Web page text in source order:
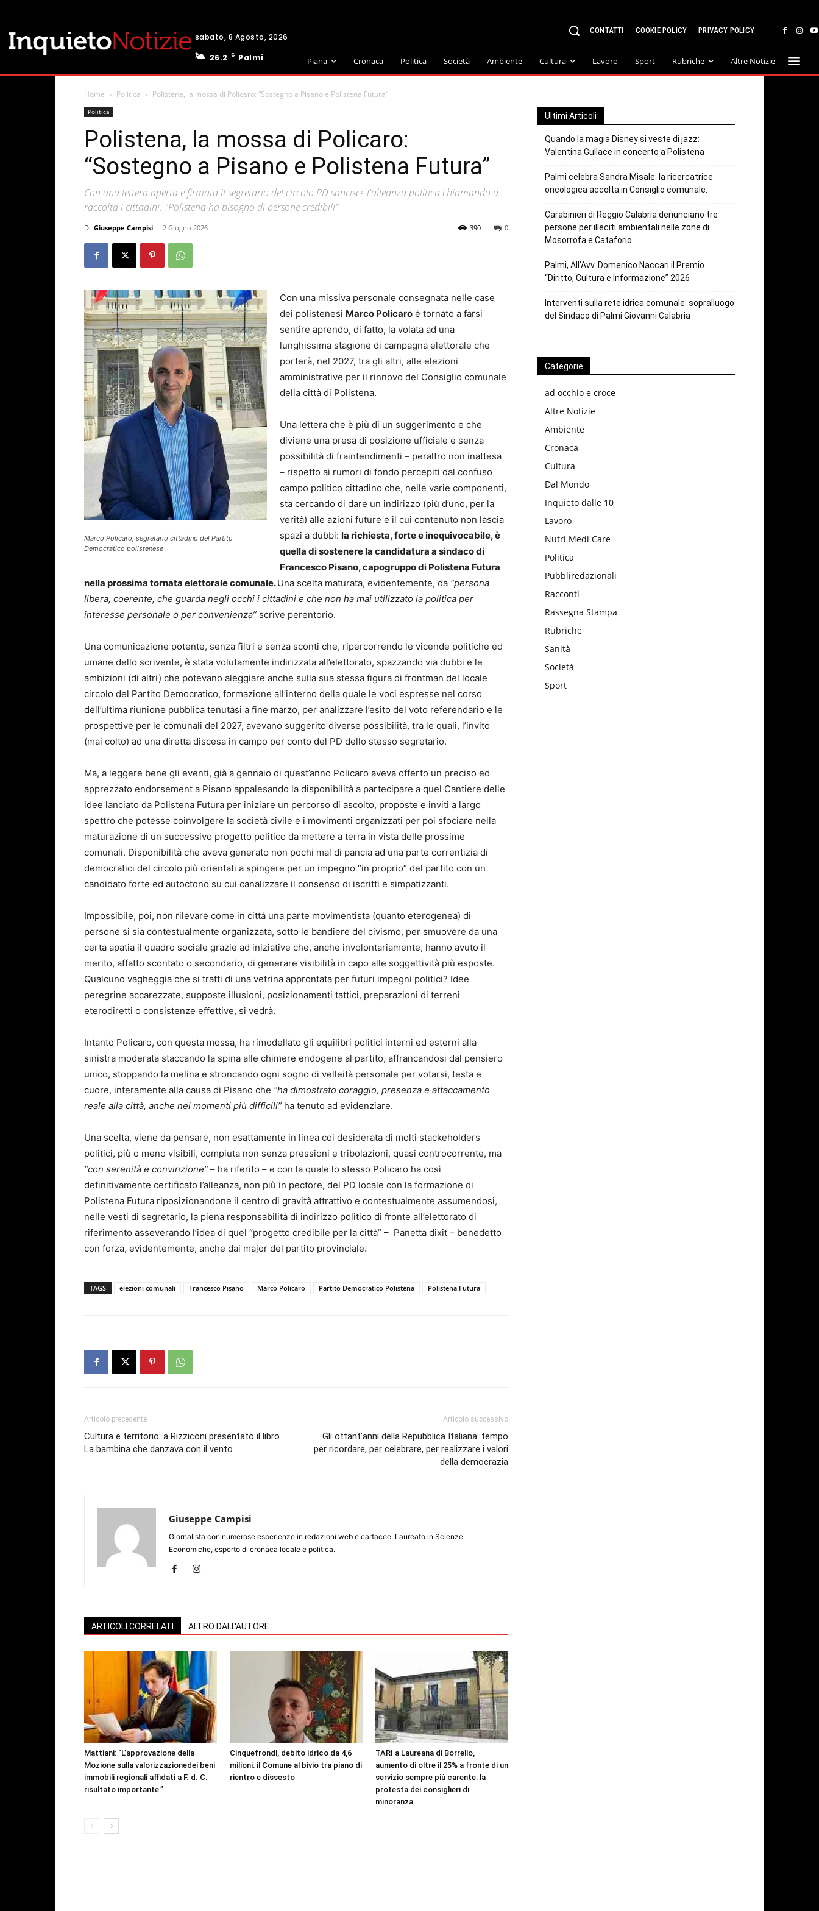
sabato, 8 Agosto, 2026
26.2
C Palmi
CONTATTI COOKIE POLICY PRIVACY POLICY
Piana Cronaca Politica Società Ambiente Cultura Lavoro Sport Rubriche Altre Notizie
Home Politica Polistena, la mossa di Policaro: “Sostegno a Pisano e Polistena Futura”
Politica
Polistena, la mossa di Policaro:
“Sostegno a Pisano e Polistena Futura”
Con una lettera aperta e firmata il segretario del circolo PD sancisce l'alleanza politica chiamando a
raccolta i cittadini. "Polistena ha bisogno di persone credibili"
Di Giuseppe Campisi - 2 Giugno 2026 0
390
Marco Policaro, segretario cittadino del Partito
Democratico polistenese
Con una missiva personale consegnata nelle case
dei polistenesi Marco Policaro è tornato a farsi
sentire aprendo, di fatto, la volata ad una
lunghissima stagione di campagna elettorale che
porterà, nel 2027, tra gli altri, alle elezioni
amministrative per il rinnovo del Consiglio comunale
della città di Polistena.
Una lettera che è più di un suggerimento e che
diviene una presa di posizione ufficiale e senza
possibilità di fraintendimenti – peraltro non inattesa
– rispetto ai rumori di fondo percepiti dal confuso
campo politico cittadino che, nelle varie componenti,
sta cercando di dare un indirizzo (più d’uno, per la
verità) alle azioni future e il cui contenuto non lascia
spazi a dubbi: la richiesta, forte e inequivocabile, è
quella di sostenere la candidatura a sindaco di
Francesco Pisano, capogruppo di Polistena Futura
nella prossima tornata elettorale comunale.Una scelta maturata, evidentemente, da “persona
libera, coerente, che guarda negli occhi i cittadini e che non ha mai utilizzato la politica per
interesse personale o per convenienza” scrive perentorio.
Una comunicazione potente, senza filtri e senza sconti che, ripercorrendo le vicende politiche ed
umane dello scrivente, è stata volutamente indirizzata all’elettorato, spazzando via dubbi e le
ambizioni (di altri) che potevano aleggiare anche sulla sua stessa figura di frontman del locale
circolo del Partito Democratico, formazione all’interno della quale le voci espresse nel corso
dell’ultima riunione pubblica tenutasi a fine marzo, per analizzare l’esito del voto referendario e le
prospettive per le comunali del 2027, avevano suggerito diverse possibilità, tra le quali, l’invito
(mai colto) ad una diretta discesa in campo per conto del PD dello stesso segretario.
Ma, a leggere bene gli eventi, già a gennaio di quest’anno Policaro aveva offerto un preciso ed
apprezzato endorsement a Pisano appalesando la disponibilità a partecipare a quel Cantiere delle
idee lanciato da Polistena Futura per iniziare un percorso di ascolto, proposte e inviti a largo
spettro che potesse coinvolgere la società civile e i movimenti organizzati per poi sfociare nella
maturazione di un successivo progetto politico da mettere a terra in vista delle prossime
comunali. Disponibilità che aveva generato non pochi mal di pancia ad una parte correntizia di
democratici del circolo più orientati a spingere per un impegno “in proprio” del partito con un
candidato forte ed autoctono su cui canalizzare il consenso di iscritti e simpatizzanti.
Impossibile, poi, non rilevare come in città una parte movimentista (quanto eterogenea) di
persone si sia contestualmente organizzata, sotto le bandiere del civismo, per smuovere da una
certa apatia il quadro sociale grazie ad iniziative che, anche involontariamente, hanno avuto il
merito, affatto scontato o secondario, di generare visibilità in capo alle soggettività più esposte.
Qualcuno vagheggia che si tratti di una vetrina approntata per futuri impegni politici? Idee
peregrine accarezzate, supposte illusioni, posizionamenti tattici, preparazioni di terreni
eterodiretti o consistenze effettive, si vedrà.
Intanto Policaro, con questa mossa, ha rimodellato gli equilibri politici interni ed esterni alla
sinistra moderata staccando la spina alle chimere endogene al partito, affrancandosi dal pensiero
unico, stoppando la melina e stroncando ogni sogno di velleità personale per votarsi, testa e
cuore, interamente alla causa di Pisano che “ha dimostrato coraggio, presenza e attaccamento
reale alla città, anche nei momenti più difficili” ha tenuto ad evidenziare.
Una scelta, viene da pensare, non esattamente in linea coi desiderata di molti stackeholders
politici, più o meno visibili, compiuta non senza pressioni e tribolazioni, quasi controcorrente, ma
“con serenità e convinzione” – ha riferito – e con la quale lo stesso Policaro ha così
definitivamente certificato l’alleanza, non più in pectore, del PD locale con la formazione di
Polistena Futura riposizionandone il centro di gravità attrattivo e contestualmente assumendosi,
nelle vesti di segretario, la piena responsabilità di indirizzo politico di fronte all’elettorato di
riferimento asseverando l’idea di quel “progetto credibile per la città” – Panetta dixit – benedetto
con forza, evidentemente, anche dai major del partito provinciale.
TAGS elezioni comunali Francesco Pisano Marco Policaro Partito Democratico Polistena Polistena Futura
Articolo precedente
Cultura e territorio: a Rizziconi presentato il libro
La bambina che danzava con il vento
Articolo successivo
Gli ottant’anni della Repubblica Italiana: tempo
per ricordare, per celebrare, per realizzare i valori
della democrazia
Giuseppe Campisi
Giornalista con numerose esperienze in redazioni web e cartacee. Laureato in Scienze
Economiche, esperto di cronaca locale e politica.
ARTICOLI CORRELATI ALTRO DALL'AUTORE
Mattiani: “L’approvazione della
Mozione sulla valorizzazionedei beni
immobili regionali affidati a F. d. C.
risultato importante.”
Cinquefrondi, debito idrico da 4,6
milioni: il Comune al bivio tra piano di
rientro e dissesto
TARI a Laureana di Borrello,
aumento di oltre il 25% a fronte di un
servizio sempre più carente: la
protesta dei consiglieri di
minoranza
Ultimi Articoli
Quando la magia Disney si veste di jazz:
Valentina Gullace in concerto a Polistena
Palmi celebra Sandra Misale: la ricercatrice
oncologica accolta in Consiglio comunale.
Carabinieri di Reggio Calabria denunciano tre
persone per illeciti ambientali nelle zone di
Mosorrofa e Cataforio
Palmi, All’Avv. Domenico Naccari il Premio
“Diritto, Cultura e Informazione” 2026
Interventi sulla rete idrica comunale: sopralluogo
del Sindaco di Palmi Giovanni Calabria
Categorie
ad occhio e croce
Altre Notizie
Ambiente
Cronaca
Cultura
Dal Mondo
Inquieto dalle 10
Lavoro
Nutri Medi Care
Politica
Pubbliredazionali
Racconti
Rassegna Stampa
Rubriche
Sanità
Società
Sport